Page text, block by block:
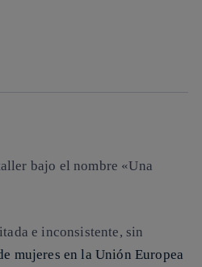
bajo el nombre «Una
e inconsistente, sin
mujeres en la Unión Europea